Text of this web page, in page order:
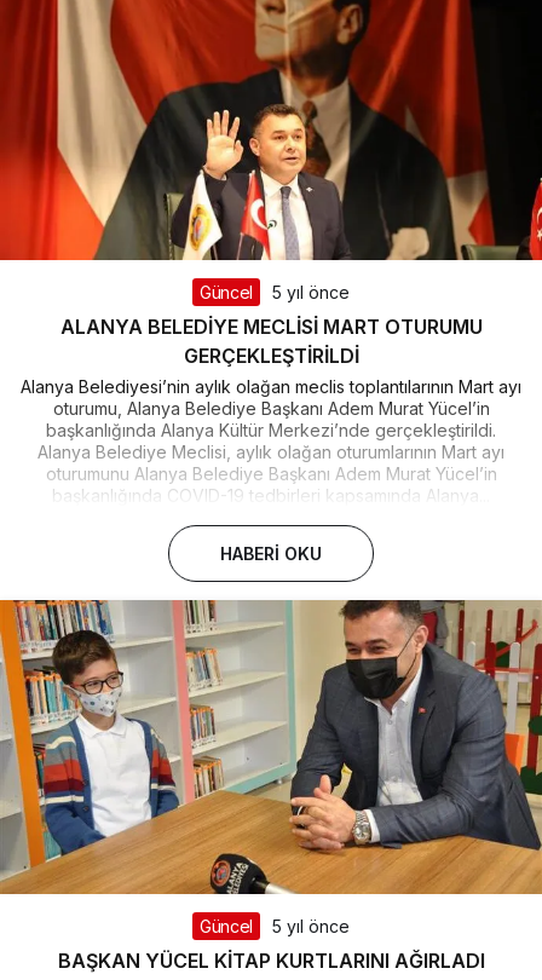
Güncel 5 yıl önce
ALANYA BELEDİYE MECLİSİ MART OTURUMU
GERÇEKLEŞTİRİLDİ
Alanya Belediyesi’nin aylık olağan meclis toplantılarının Mart ayı
oturumu, Alanya Belediye Başkanı Adem Murat Yücel’in
başkanlığında Alanya Kültür Merkezi’nde gerçekleştirildi.
Alanya Belediye Meclisi, aylık olağan oturumlarının Mart ayı
oturumunu Alanya Belediye Başkanı Adem Murat Yücel’in
başkanlığında COVID-19 tedbirleri kapsamında Alanya...
HABERI OKU
Güncel 5 yıl önce
BAŞKAN YÜCEL KİTAP KURTLARINI AĞIRLADI